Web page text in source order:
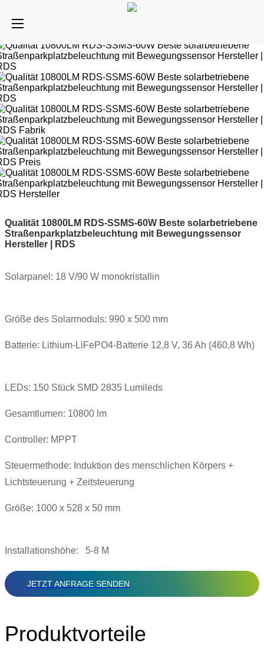
Qualität 10800LM RDS-SSMS-60W Beste solarbetriebene
Straßenparkplatzbeleuchtung mit Bewegungssensor
Hersteller | RDS
Solarpanel: 18 V/90 W monokristallin
Größe des Solarmoduls: 990 x 500 mm
Batterie: Lithium-LiFePO4-Batterie 12,8 V, 36 Ah (460,8 Wh)
LEDs: 150 Stück SMD 2835 Lumileds
Gesamtlumen: 10800 lm
Controller: MPPT
Steuermethode: Induktion des menschlichen Körpers +
Lichtsteuerung + Zeitsteuerung
Größe: 1000 x 528 x 50 mm
Installationshöhe: 5-8 M
JETZT ANFRAGE SENDEN
Produktvorteile